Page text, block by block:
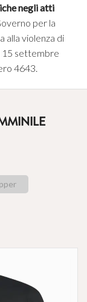
negli atti
per la
alla violenza di
15 settembre
4643.